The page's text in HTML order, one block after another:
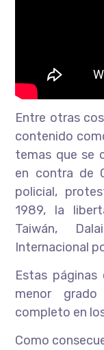
Entre otras
contenido
temas que se
en contra de
policial,
1989, la
Taiwán,
Internacional
Estas páginas
menor
completo en
Como